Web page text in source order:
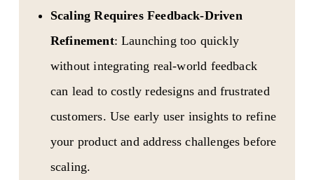
Scaling Requires Feedback-Driven
Refinement: Launching too quickly
without integrating real-world feedback
can lead to costly redesigns and frustrated
customers. Use early user insights to refine
your product and address challenges before
scaling.